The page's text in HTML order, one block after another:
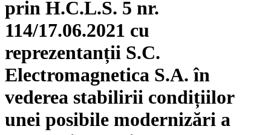
prin H.C.L.S. 5 nr.
114/17.06.2021 cu
reprezentanții S.C.
Electromagnetica S.A. în
vederea stabilirii condițiilor
unei posibile modernizări a